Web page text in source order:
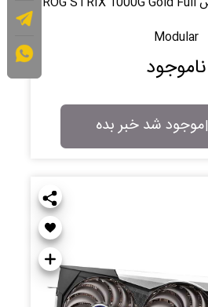
Modular
ناموجود
|موجود شد خبر بده